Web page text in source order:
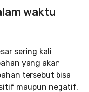
waktu
sering kali
yang akan
tersebut bisa
maupun negatif.